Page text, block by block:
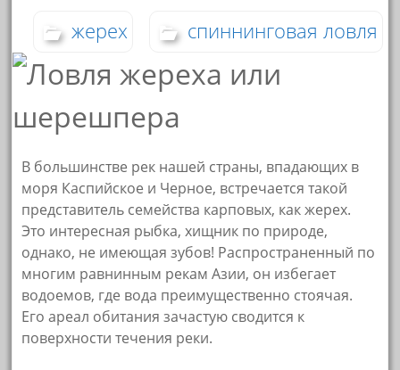
жерех спиннинговая ловля
В большинстве рек нашей страны, впадающих в
моря Каспийское и Черное, встречается такой
представитель семейства карповых, как жерех.
Это интересная рыбка, хищник по природе,
однако, не имеющая зубов! Распространенный по
многим равнинным рекам Азии, он избегает
водоемов, где вода преимущественно стоячая.
Его ареал обитания зачастую сводится к
поверхности течения реки.